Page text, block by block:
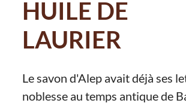
HUILE DE
LAURIER
Le savon d'Alep avait déjà ses
noblesse au temps antique de